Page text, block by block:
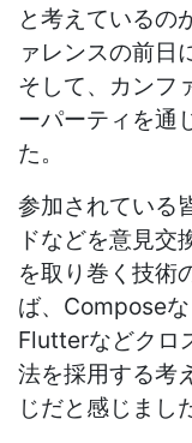
と考えているの
ァレンスの前日
そして、カンフ
ーパーティを通
た。
参加されている
ドなどを意見交
を取り巻く技術
ば、Composeな
Flutterなどクロ
法を採用する考
じだと感じまし